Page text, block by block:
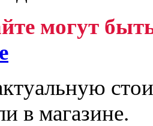
могут
в магазине.